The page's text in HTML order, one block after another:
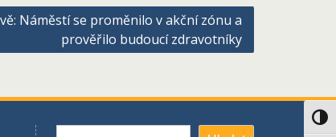
Náměstí se proměnilo v akční zónu a
prověřilo budoucí zdravotníky